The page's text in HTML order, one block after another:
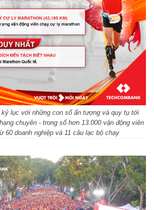
kỷ lục với những con số ấn tượng và quy tụ tới
chuyên - trong số hơn 13.000 vận động viên
60 doanh nghiệp và 11 câu lạc bộ chạy